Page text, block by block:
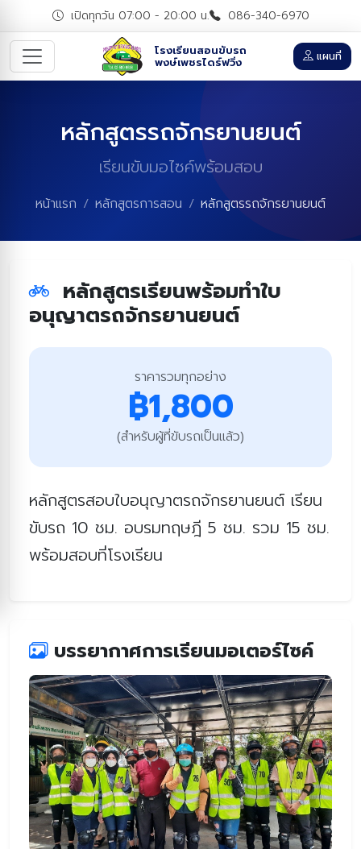
เปิดทุกวัน 07:00 - 20:00 น. 086-340-6970
โรงเรียนสอนขับรถ
พงษ์เพชรไดร์ฟวิ่ง แผนที่
หลักสูตรรถจักรยานยนต์
เรียนขับมอไซค์พร้อมสอบ
หน้าแรก หลักสูตรการสอน หลักสูตรรถจักรยานยนต์
หลักสูตรเรียนพร้อมทำใบ
อนุญาตรถจักรยานยนต์
ราคารวมทุกอย่าง
฿1,800
(สำหรับผู้ที่ขับรถเป็นแล้ว)
หลักสูตรสอบใบอนุญาตรถจักรยานยนต์ เรียน
ขับรถ 10 ชม. อบรมทฤษฎี 5 ชม. รวม 15 ชม.
พร้อมสอบที่โรงเรียน
บรรยากาศการเรียนมอเตอร์ไซค์